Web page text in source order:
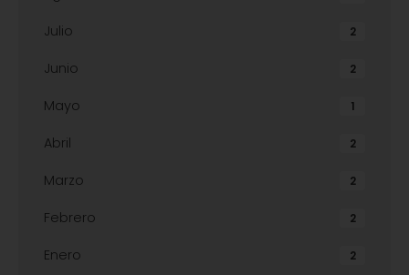
Julio 2
Junio 2
Mayo 1
Abril 2
Marzo 2
Febrero 2
Enero 2